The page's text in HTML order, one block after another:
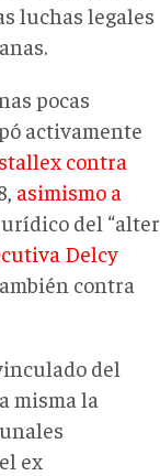
luchas legales
pocas
activamente
contra
asimismo a
del “alter
Delcy
contra
del
misma la
ex